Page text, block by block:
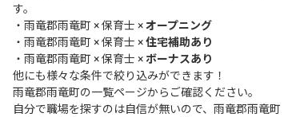
す。
・ 雨竜郡雨竜町 × 保育士 ×オープニング
・ 雨竜郡雨竜町 × 保育士 ×住宅補助あり
・ 雨竜郡雨竜町 × 保育士 ×ボーナスあり
他にも様々な条件で絞り込みができます！
雨竜郡雨竜町の一覧ページからご確認ください。
自分で職場を探すのは自信が無いので、雨竜郡雨竜町